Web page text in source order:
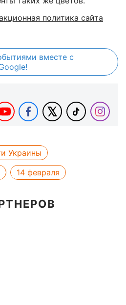
политика сайта
вместе с
Украины
14 февраля